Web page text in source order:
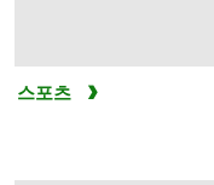
스포츠